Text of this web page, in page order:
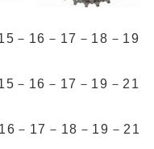
－16－17－18－19
－16－17－19－21
－17－18－19－21